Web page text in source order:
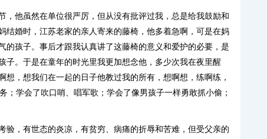
，他虽然在单位很严厉，但从没有批评过我，总是给我鼓励和
结婚时，江苏老家的亲人寄来的藤椅，他多着急啊，可是在妈
的孩子。事后才跟我认真讲了这藤椅的意义和爱护的必要，是
子。于是在童年的时光里我更加想念他，多少次我在夜里醒
，想我们在一起的日子他教过我的所有，想啊想，练啊练，
；学会了吹口哨、唱军歌；学会了像男孩子一样勇敢抓小偷；
验，有世态的炎凉，有贫穷、病痛的折辱和苦难，但受父亲的